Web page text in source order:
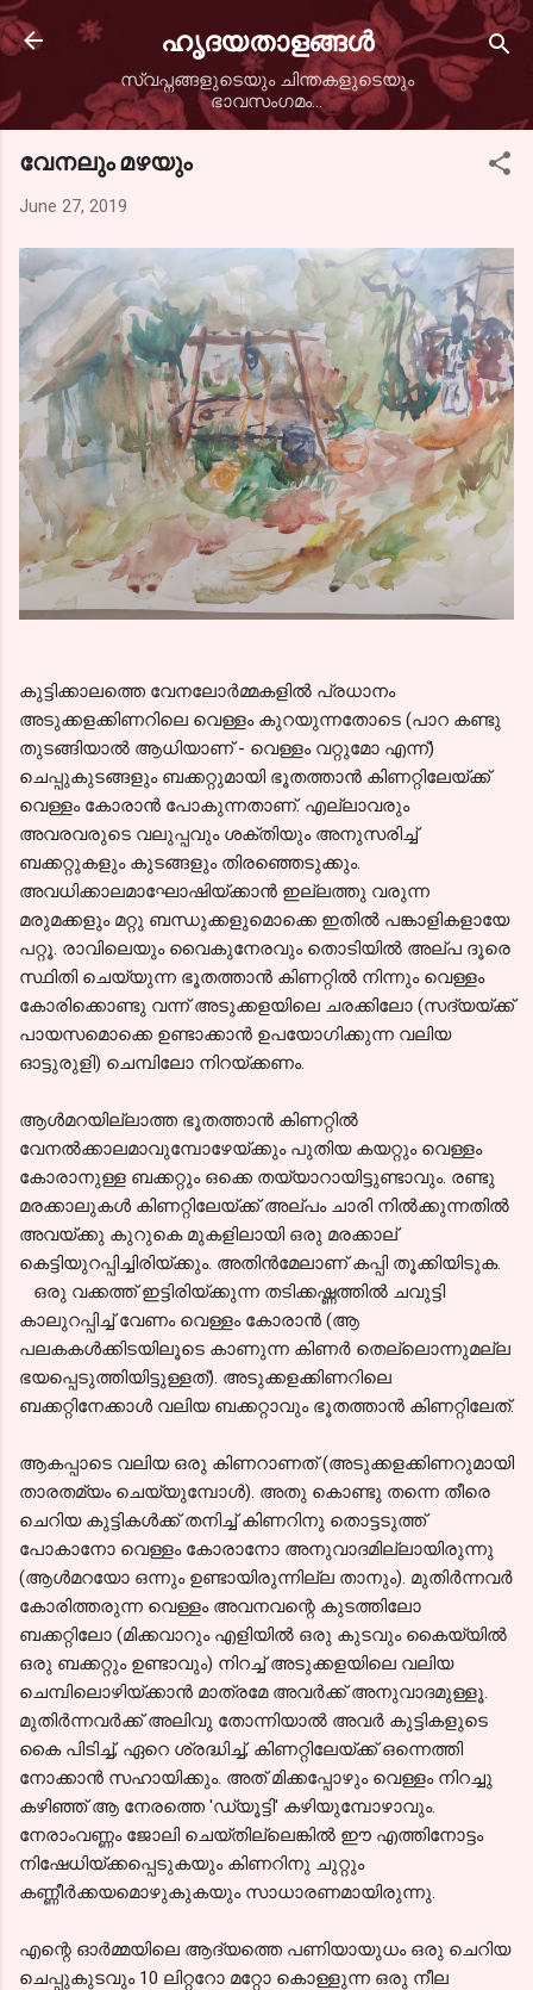
Skip to main content
ഹൃദയതാളങ്ങള്‍
സ്വപ്നങ്ങളുടെയും ചിന്തകളുടെയും
ഭാവസംഗമം...
വേനലും മഴയും
June 27, 2019
കുട്ടിക്കാലത്തെ വേനലോർമ്മകളിൽ പ്രധാനം
അടുക്കളക്കിണറിലെ വെള്ളം കുറയുന്നതോടെ (പാറ കണ്ടു
തുടങ്ങിയാൽ ആധിയാണ് - വെള്ളം വറ്റുമോ എന്ന്)
ചെപ്പുകുടങ്ങളും ബക്കറ്റുമായി ഭൂതത്താൻ കിണറ്റിലേയ്ക്ക്
വെള്ളം കോരാൻ പോകുന്നതാണ്. എല്ലാവരും
അവരവരുടെ വലുപ്പവും ശക്തിയും അനുസരിച്ച്
ബക്കറ്റുകളും കുടങ്ങളും തിരഞ്ഞെടുക്കും.
അവധിക്കാലമാഘോഷിയ്ക്കാൻ ഇല്ലത്തു വരുന്ന
മരുമക്കളും മറ്റു ബന്ധുക്കളുമൊക്കെ ഇതിൽ പങ്കാളികളായേ
പറ്റൂ. രാവിലെയും വൈകുനേരവും തൊടിയിൽ അല്പ ദൂരെ
സ്ഥിതി ചെയ്യുന്ന ഭൂതത്താൻ കിണറ്റിൽ നിന്നും വെള്ളം
കോരിക്കൊണ്ടു വന്ന് അടുക്കളയിലെ ചരക്കിലോ (സദ്യയ്ക്ക്
പായസമൊക്കെ ഉണ്ടാക്കാൻ ഉപയോഗിക്കുന്ന വലിയ
ഓട്ടുരുളി) ചെമ്പിലോ നിറയ്ക്കണം.
ആൾമറയില്ലാത്ത ഭൂതത്താൻ കിണറ്റിൽ
വേനൽക്കാലമാവുമ്പോഴേയ്ക്കും പുതിയ കയറ്റും വെള്ളം
കോരാനുള്ള ബക്കറ്റും ഒക്കെ തയ്യാറായിട്ടുണ്ടാവും. രണ്ടു
മരക്കാലുകൾ കിണറ്റിലേയ്ക്ക് അല്പം ചാരി നിൽക്കുന്നതിൽ
അവയ്ക്കു കുറുകെ മുകളിലായി ഒരു മരക്കാല്
കെട്ടിയുറപ്പിച്ചിരിയ്ക്കും. അതിൻമേലാണ് കപ്പി തൂക്കിയിടുക.
ഒരു വക്കത്ത് ഇട്ടിരിയ്ക്കുന്ന തടിക്കഷ്ണത്തിൽ ചവുട്ടി
കാലുറപ്പിച്ച് വേണം വെള്ളം കോരാൻ (ആ
പലകകൾക്കിടയിലൂടെ കാണുന്ന കിണർ തെല്ലൊന്നുമല്ല
ഭയപ്പെടുത്തിയിട്ടുള്ളത്). അടുക്കളക്കിണറിലെ
ബക്കറ്റിനേക്കാൾ വലിയ ബക്കറ്റാവും ഭൂതത്താൻ കിണറ്റിലേത്.
ആകപ്പാടെ വലിയ ഒരു കിണറാണത് (അടുക്കളക്കിണറുമായി
താരതമ്യം ചെയ്യുമ്പോൾ). അതു കൊണ്ടു തന്നെ തീരെ
ചെറിയ കുട്ടികൾക്ക് തനിച്ച് കിണറിനു തൊട്ടടുത്ത്
പോകാനോ വെള്ളം കോരാനോ അനുവാദമില്ലായിരുന്നു
(ആൾമറയോ ഒന്നും ഉണ്ടായിരുന്നില്ല താനും). മുതിർന്നവർ
കോരിത്തരുന്ന വെള്ളം അവനവന്റെ കുടത്തിലോ
ബക്കറ്റിലോ (മിക്കവാറും എളിയിൽ ഒരു കുടവും കൈയ്യിൽ
ഒരു ബക്കറ്റും ഉണ്ടാവും) നിറച്ച് അടുക്കളയിലെ വലിയ
ചെമ്പിലൊഴിയ്ക്കാൻ മാത്രമേ അവർക്ക് അനുവാദമുള്ളൂ.
മുതിർന്നവർക്ക് അലിവു തോന്നിയാൽ അവർ കുട്ടികളുടെ
കൈ പിടിച്ച്, ഏറെ ശ്രദ്ധിച്ച്, കിണറ്റിലേയ്ക്ക് ഒന്നെത്തി
നോക്കാൻ സഹായിക്കും. അത് മിക്കപ്പോഴും വെള്ളം നിറച്ചു
കഴിഞ്ഞ് ആ നേരത്തെ 'ഡ്യൂട്ടി' കഴിയുമ്പോഴാവും.
നേരാംവണ്ണം ജോലി ചെയ്തില്ലെങ്കിൽ ഈ എത്തിനോട്ടം
നിഷേധിയ്ക്കപ്പെടുകയും കിണറിനു ചുറ്റും
കണ്ണീർക്കയമൊഴുകുകയും സാധാരണമായിരുന്നു.
എന്റെ ഓർമ്മയിലെ ആദ്യത്തെ പണിയായുധം ഒരു ചെറിയ
ചെപ്പുകുടവും 10 ലിറ്ററോ മറ്റോ കൊള്ളുന്ന ഒരു നീല